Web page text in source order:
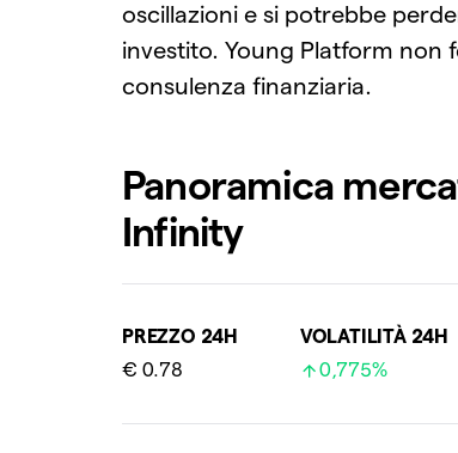
oscillazioni e si potrebbe
investito. Young Platform non
consulenza finanziaria.
Panoramica
Infinity
PREZZO 24H
€ 0.78
VOLATILITÀ 24H
0,775%